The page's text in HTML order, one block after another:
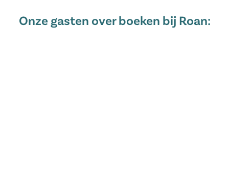
Onze gasten over boeken bij Roan: